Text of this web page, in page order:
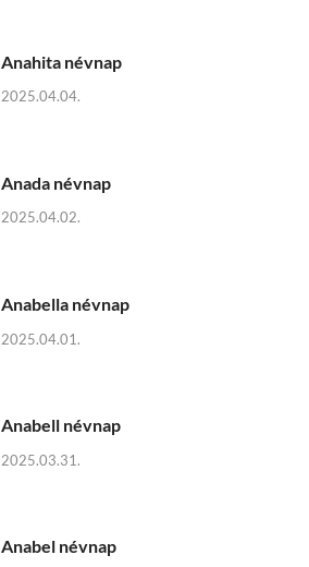
Anahita névnap
2025.04.04.
Anada névnap
2025.04.02.
Anabella névnap
2025.04.01.
Anabell névnap
2025.03.31.
Anabel névnap